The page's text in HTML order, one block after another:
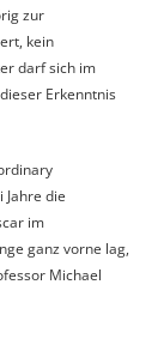
zur
kein
darf sich im
Erkenntnis
die
im
ganz vorne lag,
Michael